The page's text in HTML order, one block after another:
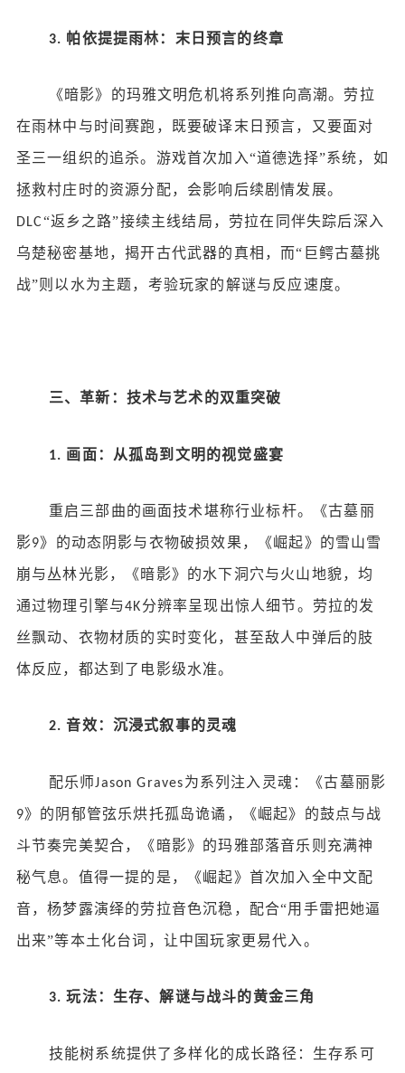
3. 帕依提提雨林：末日预言的终章
《暗影》的玛雅文明危机将系列推向高潮。劳拉
在雨林中与时间赛跑，既要破译末日预言，又要面对
圣三一组织的追杀。游戏首次加入“道德选择”系统，如
拯救村庄时的资源分配，会影响后续剧情发展。
DLC“返乡之路”接续主线结局，劳拉在同伴失踪后深入
乌楚秘密基地，揭开古代武器的真相，而“巨鳄古墓挑
战”则以水为主题，考验玩家的解谜与反应速度。
三、革新：技术与艺术的双重突破
1. 画面：从孤岛到文明的视觉盛宴
重启三部曲的画面技术堪称行业标杆。《古墓丽
影9》的动态阴影与衣物破损效果，《崛起》的雪山雪
崩与丛林光影，《暗影》的水下洞穴与火山地貌，均
通过物理引擎与4K分辨率呈现出惊人细节。劳拉的发
丝飘动、衣物材质的实时变化，甚至敌人中弹后的肢
体反应，都达到了电影级水准。
2.音效：沉浸式叙事的灵魂
配乐师Jason Graves为系列注入灵魂：《古墓丽影
9》的阴郁管弦乐烘托孤岛诡谲，《崛起》的鼓点与战
斗节奏完美契合，《暗影》的玛雅部落音乐则充满神
秘气息。值得一提的是，《崛起》首次加入全中文配
音，杨梦露演绎的劳拉音色沉稳，配合“用手雷把她逼
出来”等本土化台词，让中国玩家更易代入。
3.玩法：生存、解谜与战斗的黄金三角
技能树系统提供了多样化的成长路径：生存系可